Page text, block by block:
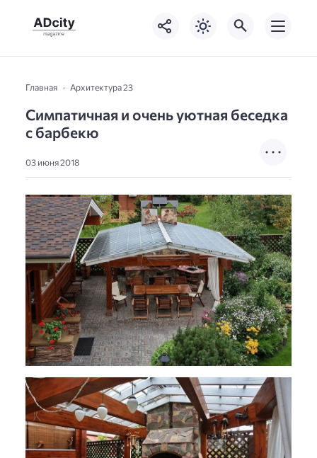
Главная Архитектура 23
Симпатичная и очень уютная беседка
с барбекю
03 июня 2018